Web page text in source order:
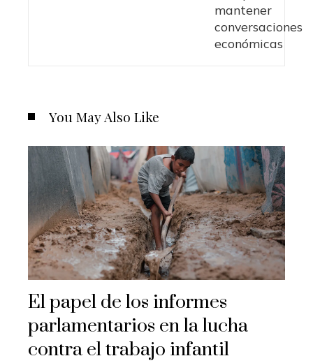
You May Also Like
El papel de los informes
parlamentarios en la lucha
contra el trabajo infantil